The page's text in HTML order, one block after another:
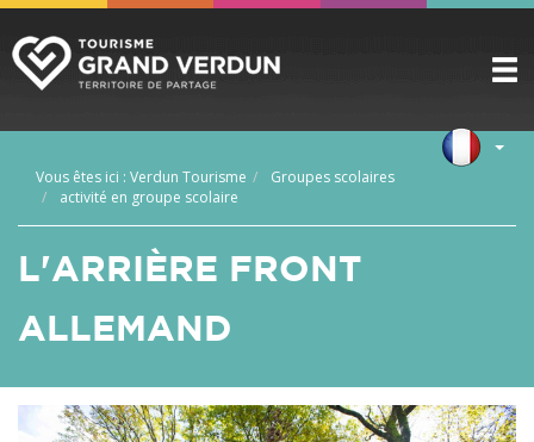
▼
A VOIR / A FAIRE
PRÉPARER
SERVICE GROUPES
ESPACE PRO
Vous êtes ici : Verdun Tourisme
Groupes scolaires
activité en groupe scolaire
L'ARRIÈRE FRONT
ALLEMAND